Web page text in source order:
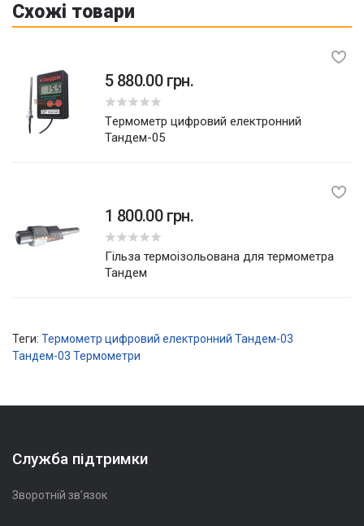
Схожі товари
5 880.00 грн.
Термометр цифровий електронний
Тандем-05
1 800.00 грн.
Гільза термоізольована для термометра
Тандем
Теги: Термометр цифровий електронний Тандем-03
Тандем-03 Термометри
Служба підтримки
Зворотній зв’язок